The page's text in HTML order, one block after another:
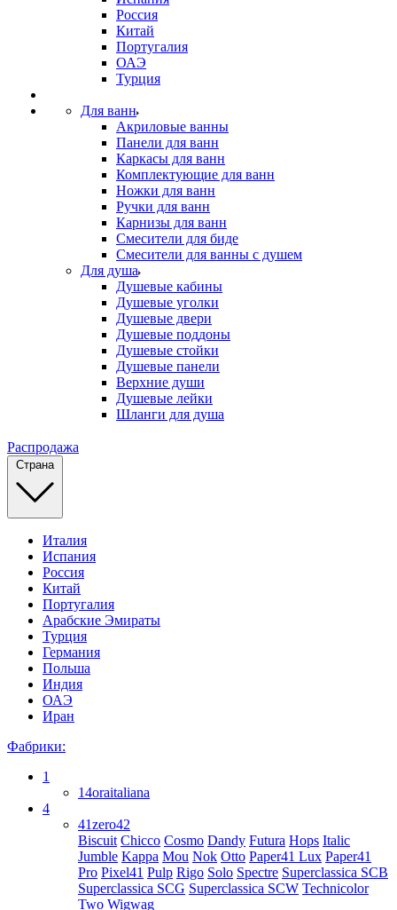
Россия
Китай
Португалия
ОАЭ
Турция
Для ванн
Акриловые ванны
Панели для ванн
Каркасы для ванн
Комплектующие для ванн
Ножки для ванн
Ручки для ванн
Карнизы для ванн
Смесители для биде
Смесители для ванны с душем
Для душа
Душевые кабины
Душевые уголки
Душевые двери
Душевые поддоны
Душевые стойки
Душевые панели
Верхние души
Душевые лейки
Шланги для душа
Распродажа
Страна
Италия
Испания
Россия
Китай
Португалия
Арабские Эмираты
Турция
Германия
Польша
Индия
ОАЭ
Иран
Фабрики:
1
14oraitaliana
4
41zero42
Biscuit Chicco Cosmo Dandy Futura Hops Italic
Jumble Kappa Mou Nok Otto Paper41 Lux Paper41
Pro Pixel41 Pulp Rigo Solo Spectre Superclassica SCB
Superclassica SCG Superclassica SCW Technicolor
Two Wigwag